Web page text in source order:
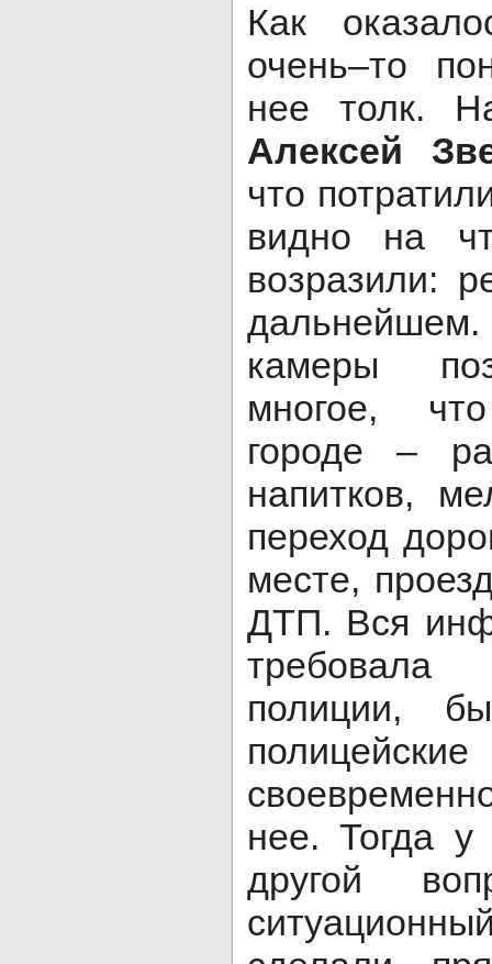
Как
очень–то
нее толк.
Алексей
что
видно на
возразили:
камеры
многое,
городе –
напитков,
переход
месте,
ДТП. Вся
требовала
полиции,
нее. Тогда у
другой